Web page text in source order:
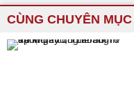
CÙNG CHUYÊN MỤC